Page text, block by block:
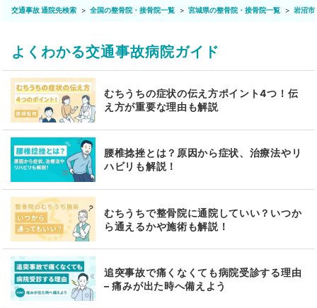
交通事故 通院先検索 全国の整骨院・接骨院一覧 宮城県の整骨院・接骨院一覧 岩沼市
よくわかる交通事故病院ガイド
むちうちの症状の伝え方ポイント4つ！伝
え方が重要な理由も解説
腰椎捻挫とは？原因から症状、治療法やリ
ハビリも解説！
むちうちで整骨院に通院していい？いつか
ら通えるかや施術も解説！
追突事故で痛くなくても病院受診する理由
– 痛みが出た時へ備えよう